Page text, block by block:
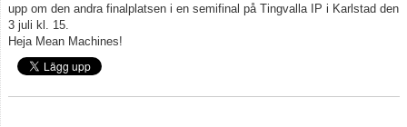
upp om den andra finalplatsen i en semifinal på Tingvalla IP i Karlstad den
3 juli kl. 15.
Heja Mean Machines!